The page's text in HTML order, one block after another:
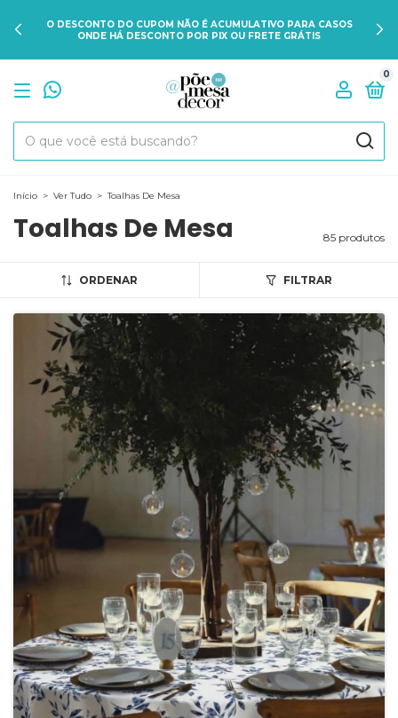
DÚVIDAS SOBRE O PRAZO DE ENTREGA? CLIQUE AQUI E FALE
CONOSCO PELO WHATSAPP P/ POSSIBILIDADE DE ENVIO
IMEDIATO.
0
Início > Ver Tudo > Toalhas De Mesa
Toalhas De Mesa 85 produtos
ORDENAR FILTRAR